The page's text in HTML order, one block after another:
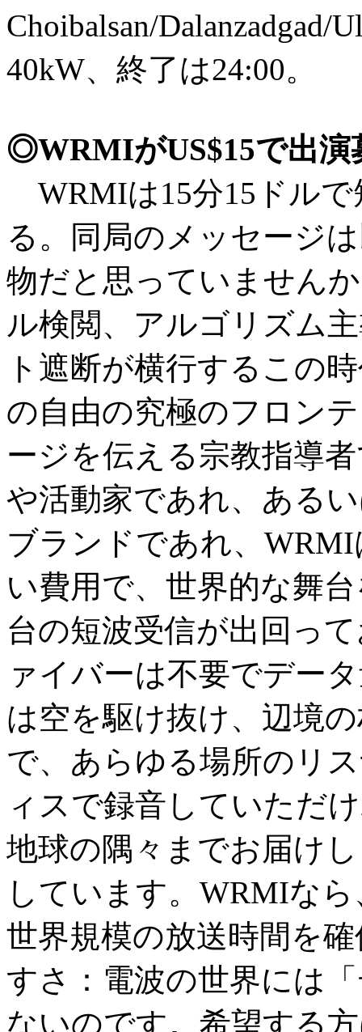
Choibalsan/
40kW、終了は24:00。
◎WRMIがUS$15で出演
WRMIは15分15ドルで
る。同局のメッセージ
物だと思っていません
ル検閲、アルゴリズム
ト遮断が横行するこの
の自由の究極のフロン
ージを伝える宗教指導
や活動家であれ、ある
ブランドであれ、
い費用で、世界的な舞
台の短波受信が出回っ
ァイバーは不要でデー
は空を駆け抜け、辺境
で、あらゆる場所のリ
ィスで録音していただ
地球の隅々までお届け
しています。WRMIな
世界規模の放送時間を
すさ：電波の世界には
ないのです。希望する